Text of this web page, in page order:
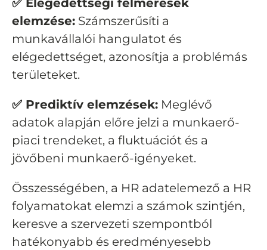
✅ Elégedettségi felmérések
elemzése: Számszerűsíti a
munkavállalói hangulatot és
elégedettséget, azonosítja a problémás
területeket.
✅ Prediktív elemzések: Meglévő
adatok alapján előre jelzi a munkaerő-
piaci trendeket, a fluktuációt és a
jövőbeni munkaerő-igényeket.
Összességében, a HR adatelemező a HR
folyamatokat elemzi a számok szintjén,
keresve a szervezeti szempontból
hatékonyabb és eredményesebb